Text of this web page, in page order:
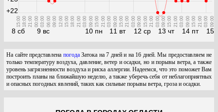
8 сб
15:00 18:00 21:00
9 вс
00:00 03:00 06:00 09:00 12:00 15:00 18:00 21:00
10 пн
03:00 09:00 15:00 21:00
11 вт
03:00 09:00 15:00 21:00
12 ср
03:00 09:00 15:00 21:00
13 чт
03:00 09:00 15:00 21:00
14 пт
03:00 09:00 15:00 21:00
15
03:00 09:00
+22
На сайте представлена погодаЗатока на 7 дней и на 16 дней. Мы предоставляем не
только температуру воздуха, давление, ветер и осадки, но и порывы ветра, а также
уровень загрязненности воздуха и риска аллергии. Надеемся, что это поможет Вам
построить планы на ближайшую неделю, а также уберечь себя от неблагоприятных
и опасных погодных явлений, таких как сильные порывы ветра, гроза и осадки.